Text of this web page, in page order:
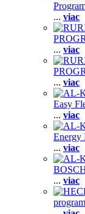
... viac
... viac
... viac
Easy
... viac
Energy
... viac
... viac